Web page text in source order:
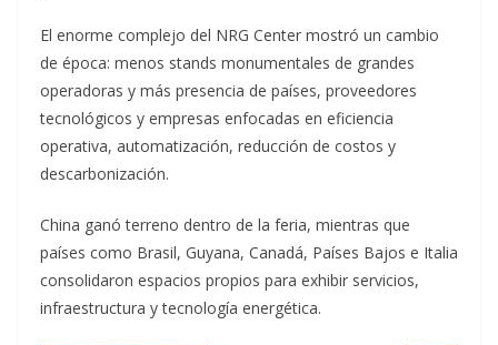
El enorme complejo del NRG Center mostró un cambio
de época: menos stands monumentales de grandes
operadoras y más presencia de países, proveedores
tecnológicos y empresas enfocadas en eficiencia
operativa, automatización, reducción de costos y
descarbonización.
China ganó terreno dentro de la feria, mientras que
países como Brasil, Guyana, Canadá, Países Bajos e Italia
consolidaron espacios propios para exhibir servicios,
infraestructura y tecnología energética.